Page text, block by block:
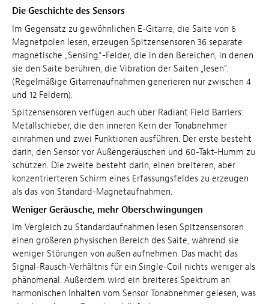
Die Geschichte des Sensors
Im Gegensatz zu gewöhnlichen E-Gitarre, die Saite von 6
Magnetpolen lesen, erzeugen Spitzensensoren 36 separate
magnetische „Sensing“-Felder, die in den Bereichen, in denen
sie den Saite berühren, die Vibration der Saiten „lesen“.
(Regelmäßige Gitarrenaufnahmen generieren nur zwischen 4
und 12 Feldern).
Spitzensensoren verfügen auch über Radiant Field Barriers:
Metallschieber, die den inneren Kern der Tonabnehmer
einrahmen und zwei Funktionen ausführen. Der erste besteht
darin, den Sensor vor Außengeräuschen und 60-Takt-Humm zu
schützen. Die zweite besteht darin, einen breiteren, aber
konzentrierteren Schirm eines Erfassungsfeldes zu erzeugen
als das von Standard-Magnetaufnahmen.
Weniger Geräusche, mehr Oberschwingungen
Im Vergleich zu Standardaufnahmen lesen Spitzensensoren
einen größeren physischen Bereich des Saite, während sie
weniger Störungen von außen aufnehmen. Das macht das
Signal-Rausch-Verhältnis für ein Single-Coil nichts weniger als
phänomenal. Außerdem wird ein breiteres Spektrum an
harmonischen Inhalten vom Sensor Tonabnehmer gelesen, was